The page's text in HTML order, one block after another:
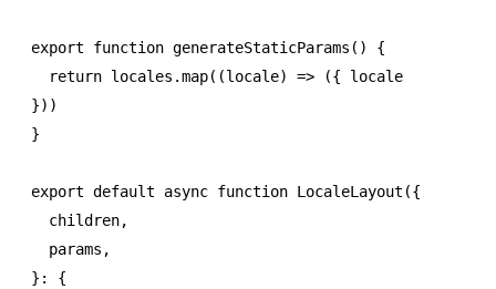
export function generateStaticParams () {
  return
locales .map((locale) => ({ locale
}))
}
export default async function LocaleLayout ({
  children
,
  params
,
} :
{